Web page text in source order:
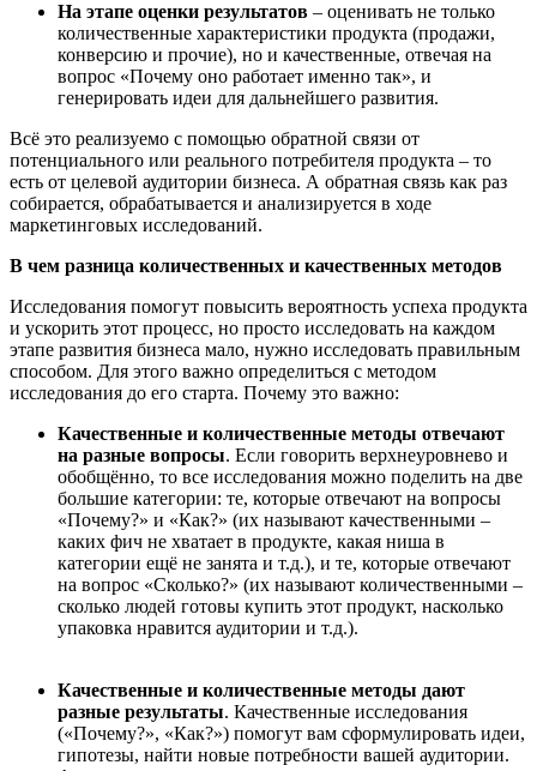
На этапе оценки результатов – оценивать не только
количественные характеристики продукта (продажи,
конверсию и прочие), но и качественные, отвечая на
вопрос «Почему оно работает именно так», и
генерировать идеи для дальнейшего развития.
Всё это реализуемо с помощью обратной связи от
потенциального или реального потребителя продукта – то
есть от целевой аудитории бизнеса. А обратная связь как раз
собирается, обрабатывается и анализируется в ходе
маркетинговых исследований.
В чем разница количественных и качественных методов
Исследования помогут повысить вероятность успеха продукта
и ускорить этот процесс, но просто исследовать на каждом
этапе развития бизнеса мало, нужно исследовать правильным
способом. Для этого важно определиться с методом
исследования до его старта. Почему это важно:
Качественные и количественные методы отвечают
на разные вопросы. Если говорить верхнеуровнево и
обобщённо, то все исследования можно поделить на две
большие категории: те, которые отвечают на вопросы
«Почему?» и «Как?» (их называют качественными –
каких фич не хватает в продукте, какая ниша в
категории ещё не занята и т.д.), и те, которые отвечают
на вопрос «Сколько?» (их называют количественными –
сколько людей готовы купить этот продукт, насколько
упаковка нравится аудитории и т.д.).
Качественные и количественные методы дают
разные результаты. Качественные исследования
(«Почему?», «Как?») помогут вам сформулировать идеи,
гипотезы, найти новые потребности вашей аудитории.